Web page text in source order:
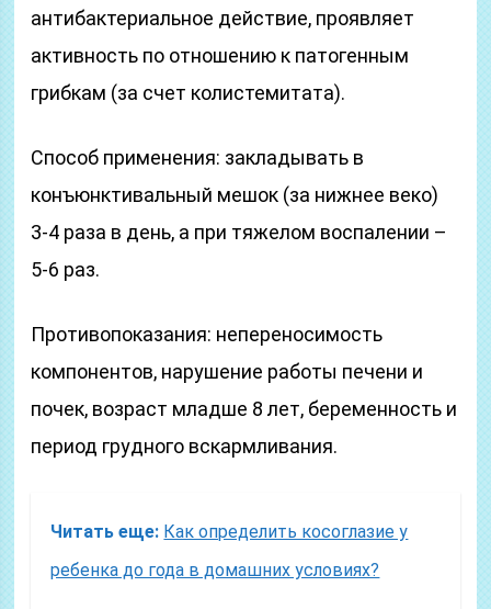
антибактериальное действие, проявляет
активность по отношению к патогенным
грибкам (за счет колистемитата).
Способ применения: закладывать в
конъюнктивальный мешок (за нижнее веко)
3-4 раза в день, а при тяжелом воспалении –
5-6 раз.
Противопоказания: непереносимость
компонентов, нарушение работы печени и
почек, возраст младше 8 лет, беременность и
период грудного вскармливания.
Читать еще: Как определить косоглазие у
ребенка до года в домашних условиях?